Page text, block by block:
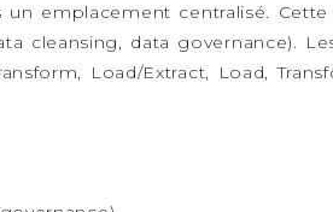
emplacement centralisé.
cleansing, data governance).
Load/Extract, Load,